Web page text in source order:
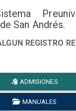
San Andrés.
REGISTRO
ADMISIONES
MANUALES